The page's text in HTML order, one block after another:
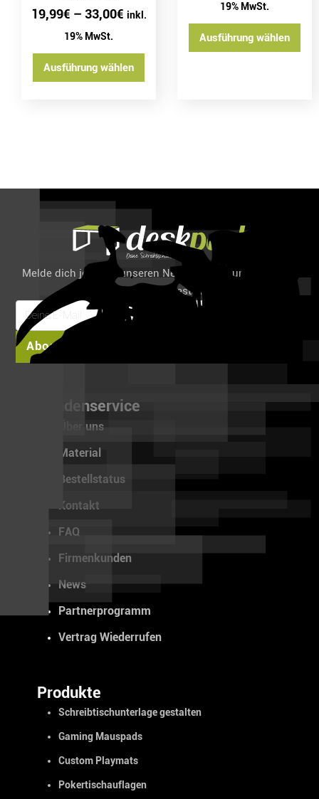
19,99€ – 33,00€ inkl.
19% MwSt.
Ausführung wählen
19% MwSt.
Ausführung wählen
Melde dich jetzt für unseren Newsletter an und spare 6%
auf deine erste Bestellung!
Abonnieren
Kundenservice
Über uns
Material
Bestellstatus
Kontakt
FAQ
Firmenkunden
News
Partnerprogramm
Vertrag Wiederrufen
Produkte
Schreibtischunterlage gestalten
Gaming Mauspads
Custom Playmats
Pokertischauflagen